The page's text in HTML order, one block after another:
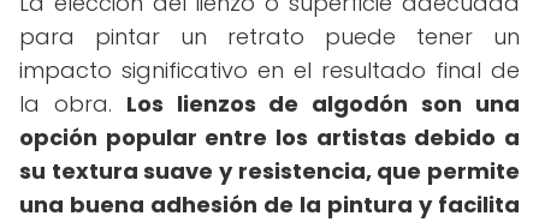
para pintar un retrato puede tener un
impacto significativo en el resultado final de
la obra. Los lienzos de algodón son una
opción popular entre los artistas debido a
su textura suave y resistencia, que permite
una buena adhesión de la pintura y facilita